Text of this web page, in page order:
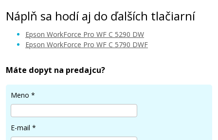
33 €
Náplň sa hodí aj do ďalších tlačiarní
Epson WorkForce Pro WF C 5290 DW
Epson WorkForce Pro WF C 5790 DWF
Máte dopyt na predajcu?
Meno *
E-mail *